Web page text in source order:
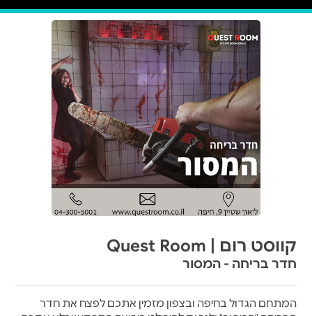
קווסט רום | Quest Room
חדר בריחה - המסור
המתחם הגדול בחיפה ובצפון מזמין אתכם לפצח את חדר